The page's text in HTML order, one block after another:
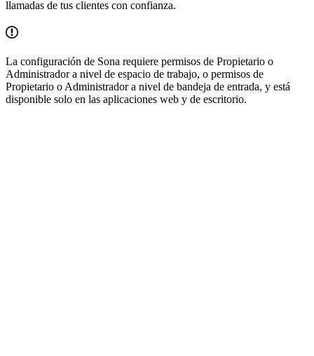
llamadas de tus clientes con confianza.
La configuración de Sona requiere permisos de Propietario o
Administrador a nivel de espacio de trabajo, o permisos de
Propietario o Administrador a nivel de bandeja de entrada, y está
disponible solo en las aplicaciones web y de escritorio.